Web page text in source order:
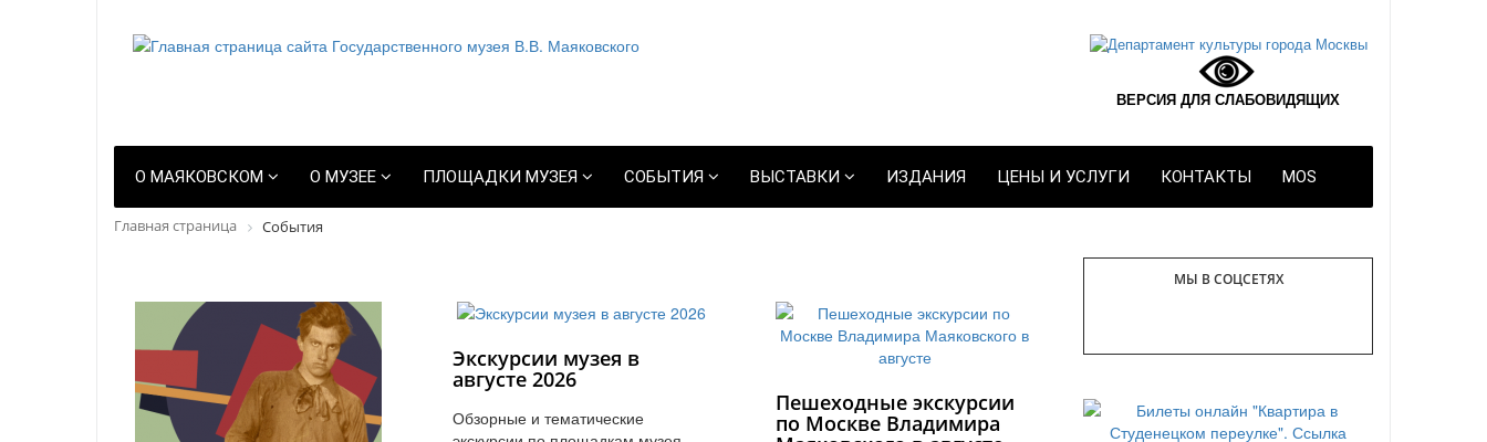
ВЕРСИЯ ДЛЯ СЛАБОВИДЯЩИХ
О МАЯКОВСКОМ О МУЗЕЕ ПЛОЩАДКИ МУЗЕЯ СОБЫТИЯ ВЫСТАВКИ ИЗДАНИЯ ЦЕНЫ И УСЛУГИ КОНТАКТЫ MOS
Главная страница События
Экскурсии музея в
августе 2026
Обзорные и тематические
Пешеходные экскурсии
по Москве Владимира
МЫ В СОЦСЕТЯХ